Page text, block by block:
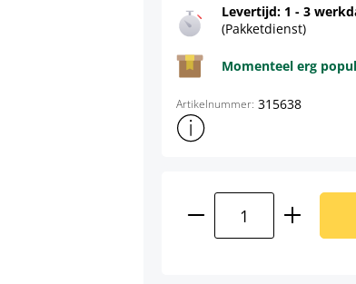
Levertijd: 1 - 3
(Pakketdienst)
Momenteel erg
Artikelnummer: 315638
Toon meer productinformatie